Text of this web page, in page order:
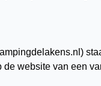
website van een